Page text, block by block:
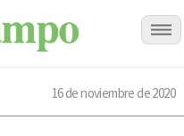
16 de noviembre de 2020